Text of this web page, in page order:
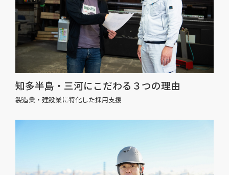
知多半島・三河にこだわる３つの理由
製造業・建設業に特化した採用支援